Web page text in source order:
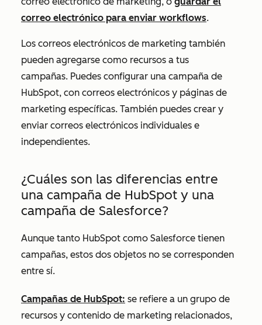
correo electrónico para enviar workflows.
Los correos electrónicos de marketing también
pueden agregarse como recursos a tus
campañas. Puedes configurar una campaña de
HubSpot, con correos electrónicos y páginas de
marketing específicas. También puedes crear y
enviar correos electrónicos individuales e
independientes.
¿Cuáles son las diferencias entre
una campaña de HubSpot y una
campaña de Salesforce?
Aunque tanto HubSpot como Salesforce tienen
campañas, estos dos objetos no se corresponden
entre sí.
Campañas de HubSpot: se refiere a un grupo de
recursos y contenido de marketing relacionados,